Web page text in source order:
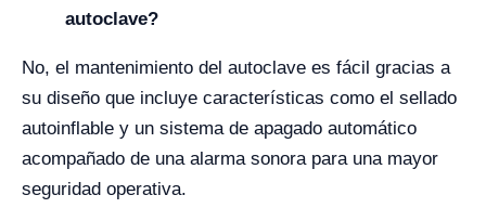
autoclave?
No, el mantenimiento del autoclave es fácil gracias a
su diseño que incluye características como el sellado
autoinflable y un sistema de apagado automático
acompañado de una alarma sonora para una mayor
seguridad operativa.